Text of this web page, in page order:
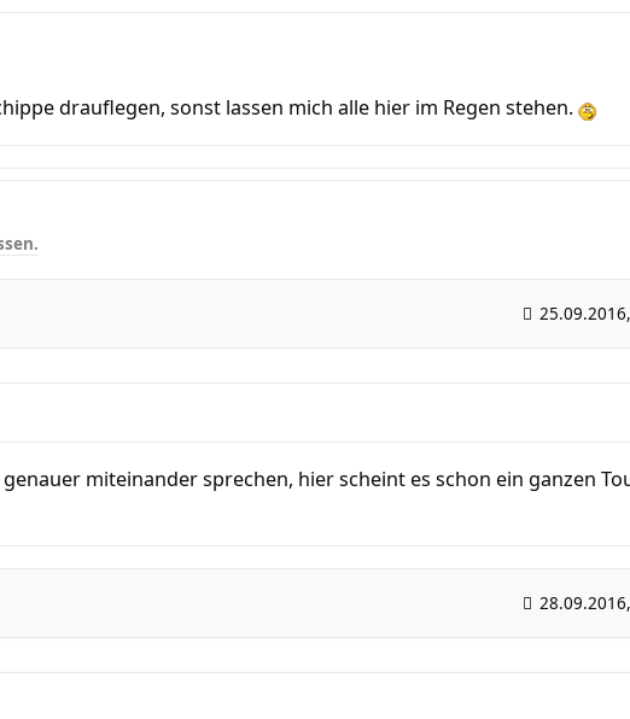
drauflegen, sonst lassen mich alle hier im Regen stehen.
miteinander sprechen, hier scheint es schon ein ganzen